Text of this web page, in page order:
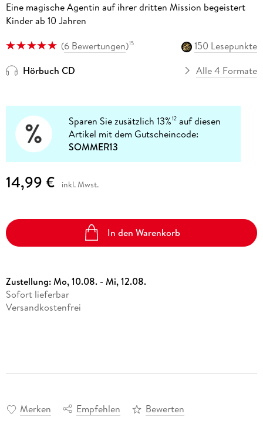
Eine magische Agentin auf ihrer dritten Mission begeistert
Kinder ab 10 Jahren
(6 Bewertungen)15
150 Lesepunkte
Hörbuch CD
Alle 4 Formate
Sparen Sie zusätzlich 13%12 auf diesen
Artikel mit dem Gutscheincode:
SOMMER13
14,99 € inkl. Mwst.
In den Warenkorb
Zustellung:Mo, 10.08. - Mi, 12.08.
Sofort lieferbar
Versandkostenfrei
Merken Empfehlen Bewerten